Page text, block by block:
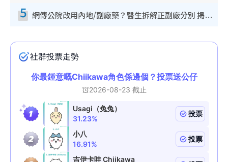
5 網傳公院改用內地/副廠藥？醫生拆解正副廠分別 揭4類人換藥隨時出事